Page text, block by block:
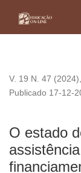
V. 19 N. 47 (2024),
O estado
Publicado 17-12-